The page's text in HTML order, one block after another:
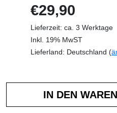
€29,90
Lieferzeit: ca. 3 Werktage
Inkl. 19% MwST
Lieferland: Deutschland (